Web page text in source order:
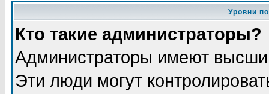
Уровни
Кто такие администраторы?
Администраторы имеют
Эти люди могут